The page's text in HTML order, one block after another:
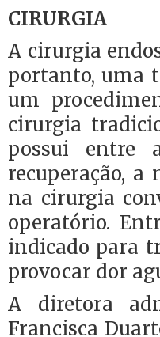
CIRURGIA
A cirurgia
portanto, uma
um
cirurgia
possui entre
recuperação, a
na cirurgia
operatório.
indicado para
provocar dor
A diretora
Francisca